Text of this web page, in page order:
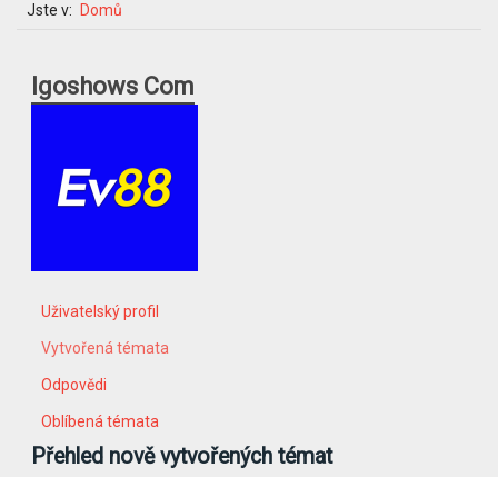
Jste v: Domů
Igoshows Com
Uživatelský profil
Vytvořená témata
Odpovědi
Oblíbená témata
Přehled nově vytvořených témat